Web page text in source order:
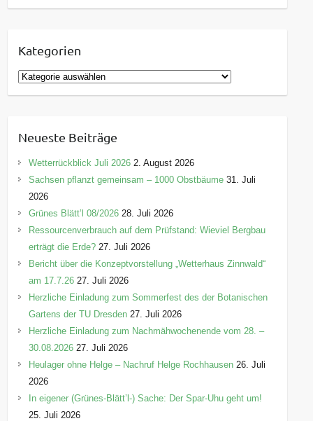
Kategorien
K
a
g
o
r
e
n
Neueste Beiträge
Wetterrückblick Juli 2026 2. August 2026
Sachsen pflanzt gemeinsam – 1000 Obstbäume 31. Juli
2026
Grünes Blätt’l 08/2026 28. Juli 2026
Ressourcenverbrauch auf dem Prüfstand: Wieviel Bergbau
erträgt die Erde? 27. Juli 2026
Bericht über die Konzeptvorstellung „Wetterhaus Zinnwald“
am 17.7.26 27. Juli 2026
Herzliche Einladung zum Sommerfest des der Botanischen
Gartens der TU Dresden 27. Juli 2026
Herzliche Einladung zum Nachmähwochenende vom 28. –
30.08.2026 27. Juli 2026
Heulager ohne Helge – Nachruf Helge Rochhausen 26. Juli
2026
In eigener (Grünes-Blätt’l-) Sache: Der Spar-Uhu geht um!
25. Juli 2026